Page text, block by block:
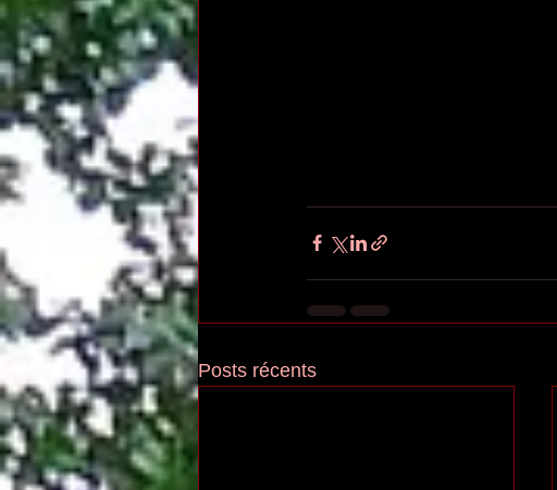
Posts récents